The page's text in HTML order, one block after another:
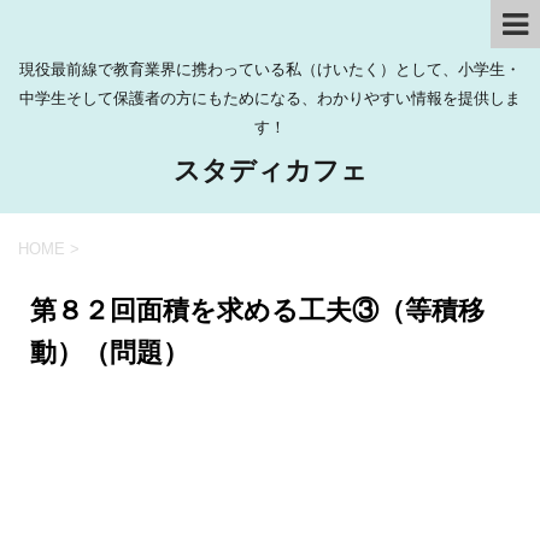
現役最前線で教育業界に携わっている私（けいたく）として、小学生・
中学生そして保護者の方にもためになる、わかりやすい情報を提供しま
す！
スタディカフェ
HOME >
第８２回面積を求める工夫③（等積移
動）（問題）